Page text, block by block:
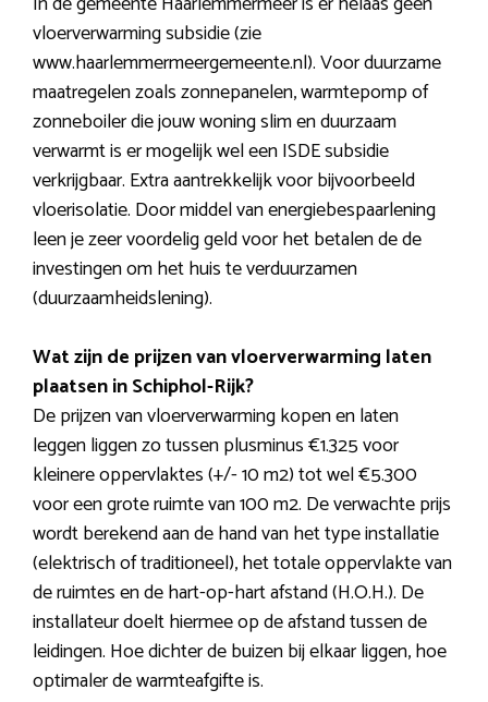
vloerverwarming subsidie (zie
www.haarlemmermeergemeente.nl). Voor duurzame
maatregelen zoals zonnepanelen, warmtepomp of
zonneboiler die jouw woning slim en duurzaam
verwarmt is er mogelijk wel een ISDE subsidie
verkrijgbaar. Extra aantrekkelijk voor bijvoorbeeld
vloerisolatie. Door middel van energiebespaarlening
leen je zeer voordelig geld voor het betalen de de
investingen om het huis te verduurzamen
(duurzaamheidslening).
Wat zijn de prijzen van vloerverwarming laten
plaatsen in Schiphol-Rijk?
De prijzen van vloerverwarming kopen en laten
leggen liggen zo tussen plusminus €1.325 voor
kleinere oppervlaktes (+/- 10 m2) tot wel €5.300
voor een grote ruimte van 100 m2. De verwachte prijs
wordt berekend aan de hand van het type installatie
(elektrisch of traditioneel), het totale oppervlakte van
de ruimtes en de hart-op-hart afstand (H.O.H.). De
installateur doelt hiermee op de afstand tussen de
leidingen. Hoe dichter de buizen bij elkaar liggen, hoe
optimaler de warmteafgifte is.